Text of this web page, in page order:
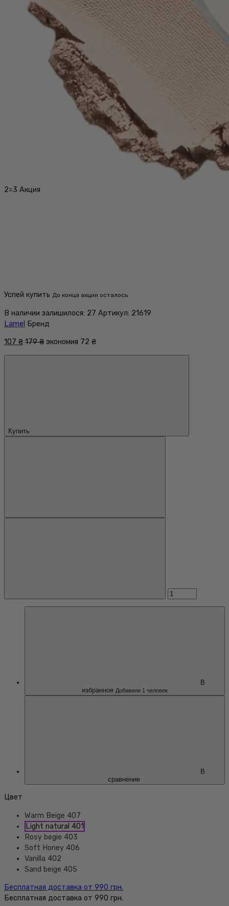
2=3 Акция
Успей купить До конца акции осталось
В наличии залишилося: 27 Артикул: 21619
Lamel
Бренд
107 ₴ 179 ₴ экономия 72 ₴
Купить
В
избранное Добавили 1 человек
В
сравнение
Цвет
Warm Beige 407
Light natural 401
Rosy begie 403
Soft Honey 406
Vanilla 402
Sand beige 405
Бесплатная доставка от 990 грн.
Бесплатная доставка от 990 грн.